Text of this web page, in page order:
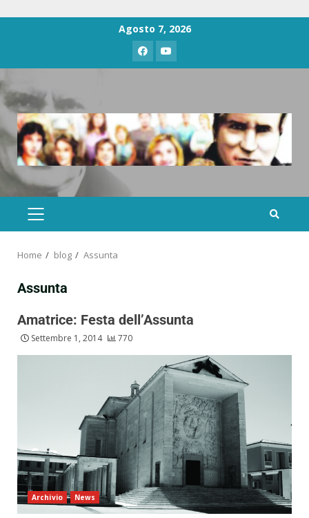
Agosto 7, 2026
Home blog Assunta
Assunta
Amatrice: Festa dell’Assunta
Settembre 1, 2014 770
Archivio News